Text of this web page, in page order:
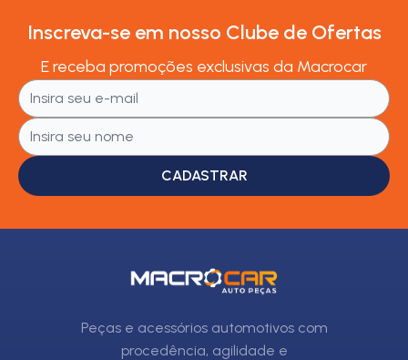
Inscreva-se em nosso Clube de Ofertas
E receba promoções exclusivas da Macrocar
CADASTRAR
Peças e acessórios automotivos com
procedência, agilidade e